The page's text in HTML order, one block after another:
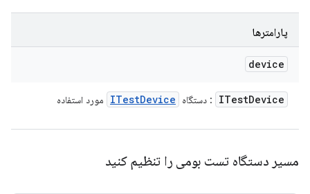
پارامترها
device
ITestDevice : دستگاه ITestDevice مورد استفاده
مسیر دستگاه تست بومی را تنظیم کنید